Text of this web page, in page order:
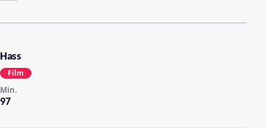
Hass
97
Min.
Film